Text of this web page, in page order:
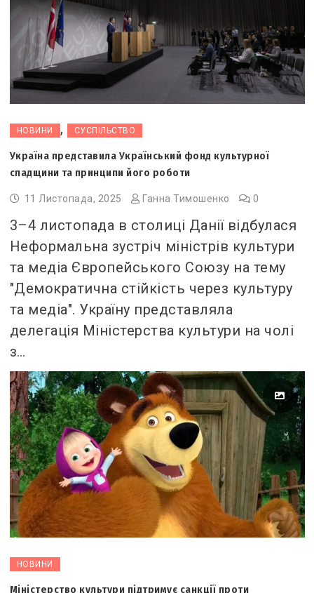
НОВИНИ , СУСПІЛЬСТВО
Україна представила Український фонд культурної
спадщини та принципи його роботи
11 Листопада, 2025 Ганна Тимошенко 0
3–4 листопада в столиці Данії відбулася
Неформальна зустріч міністрів культури
та медіа Європейського Союзу на тему
"Демократична стійкість через культуру
та медіа". Україну представляла
делегація Міністерства культури на чолі
з…
НОВИНИ
Міністерство культури підтримує санкції проти